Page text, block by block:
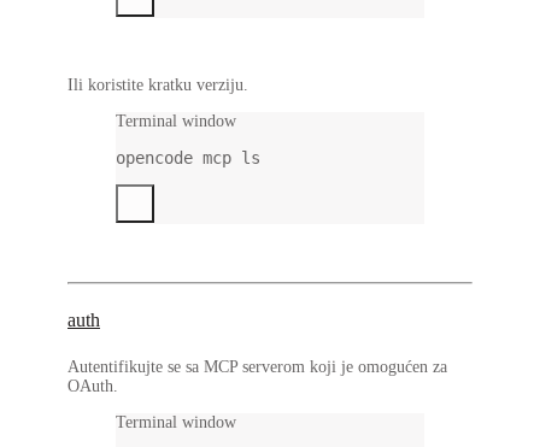
Ili koristite kratku verziju.
Terminal window
opencode mcp ls
auth
Autentifikujte se sa MCP serverom koji je omogućen za
OAuth.
Terminal window